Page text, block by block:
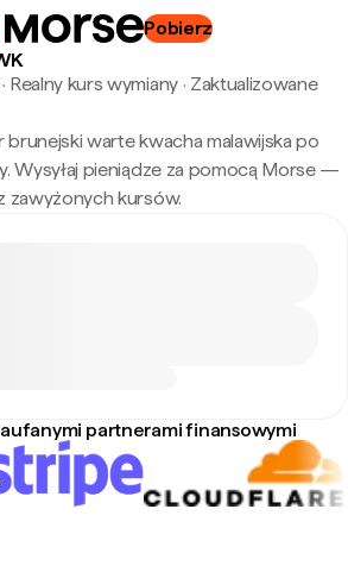
Pobierz
Realny kurs wymiany· Zaktualizowane
brunejski warte kwacha malawijska po
Wysyłaj pieniądze za pomocą Morse —
zawyżonych kursów.
partnerami finansowymi